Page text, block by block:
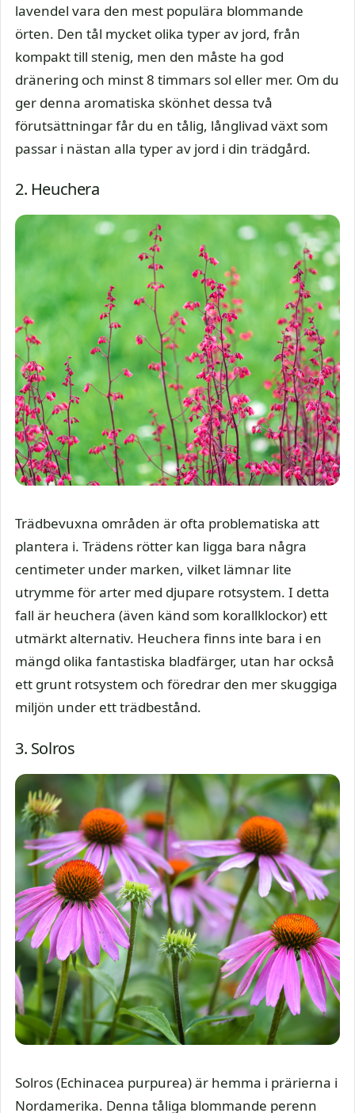
lavendel vara den mest populära blommande
örten. Den tål mycket olika typer av jord, från
kompakt till stenig, men den måste ha god
dränering och minst 8 timmars sol eller mer. Om du
ger denna aromatiska skönhet dessa två
förutsättningar får du en tålig, långlivad växt som
passar i nästan alla typer av jord i din trädgård.
2. Heuchera
Trädbevuxna områden är ofta problematiska att
plantera i. Trädens rötter kan ligga bara några
centimeter under marken, vilket lämnar lite
utrymme för arter med djupare rotsystem. I detta
fall är heuchera (även känd som korallklockor) ett
utmärkt alternativ. Heuchera finns inte bara i en
mängd olika fantastiska bladfärger, utan har också
ett grunt rotsystem och föredrar den mer skuggiga
miljön under ett trädbestånd.
3. Solros
Solros (Echinacea purpurea) är hemma i prärierna i
Nordamerika. Denna tåliga blommande perenn